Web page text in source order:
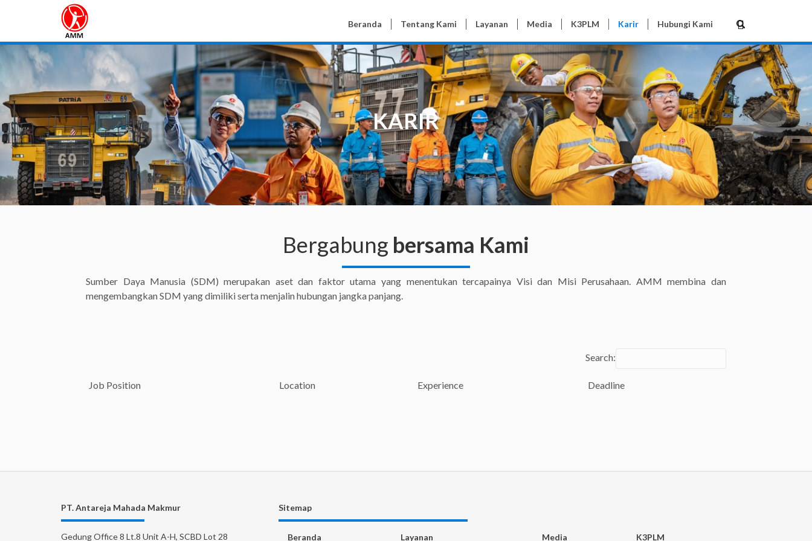
Beranda Tentang Kami Layanan Media K3PLM Karir Hubungi Kami
KARIR
Bergabung bersama Kami
Sumber Daya Manusia (SDM) merupakan aset dan faktor utama yang menentukan tercapainya Visi dan Misi Perusahaan. AMM membina dan
mengembangkan SDM yang dimiliki serta menjalin hubungan jangka panjang.
Search:
Job Position Location Experience
Deadline
PT. Antareja Mahada Makmur
Gedung Office 8 Lt.8 Unit A-H, SCBD Lot 28
Sitemap
Beranda Layanan Media K3PLM